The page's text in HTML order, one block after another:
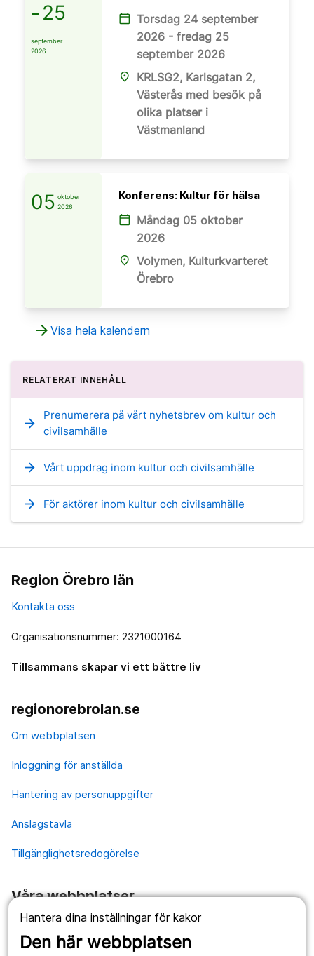
Hantera dina inställningar för kakor
Den här webbplatsen
- 25
september
2026
calendar_today Torsdag 24 september
2026 - fredag 25
september 2026
place
KRLSG2, Karlsgatan 2,
Västerås med besök på
olika platser i
Västmanland
05 oktober
2026
Konferens: Kultur för hälsa
calendar_today Måndag 05 oktober
2026
place
Volymen, Kulturkvarteret
Örebro
arrow_forward Visa hela kalendern
RELATERAT INNEHÅLL
arrow_forward
Prenumerera på vårt nyhetsbrev om kultur och
civilsamhälle
arrow_forward Vårt uppdrag inom kultur och civilsamhälle
arrow_forward För aktörer inom kultur och civilsamhälle
Region Örebro län
Kontakta oss
Organisationsnummer: 2321000164
Tillsammans skapar vi ett bättre liv
regionorebrolan.se
Om webbplatsen
Inloggning för anställda
Hantering av personuppgifter
Anslagstavla
Tillgänglighetsredogörelse
Våra webbplatser
1177.se
Länstrafiken